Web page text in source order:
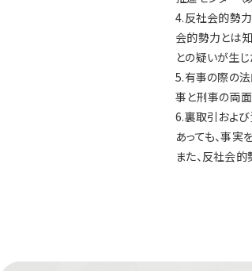
4.反社会的勢
会的勢力とは
との疑いが生
5.有事の際の
事と刑事の両
6.裏取引およ
あっても、事
また、反社会